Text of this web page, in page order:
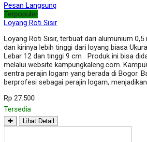
Pesan Langsung
Terpopuler
Loyang Roti Sisir
Loyang Roti Sisir, terbuat dari alumunium 0,5
dan kirinya lebih tinggi dari loyang biasa
Lebar 12 dan tinggi 9 cm Produk ini bisa
melalui website kampungkaleng.com.
sentra perajin logam yang berada di Bogor.
berprofesi sebagai perajin logam,
Rp 27.500
Tersedia
✚ Lihat Detail